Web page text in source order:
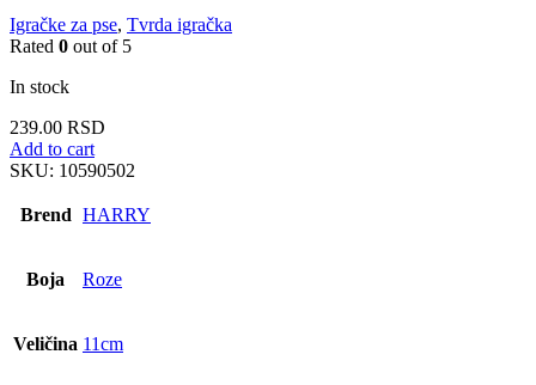
Igračke za pse, Tvrda igračka
Rated 0 out of 5
In stock
239.00 RSD
Add to cart
SKU: 10590502
Brend HARRY
Boja Roze
Veličina 11cm